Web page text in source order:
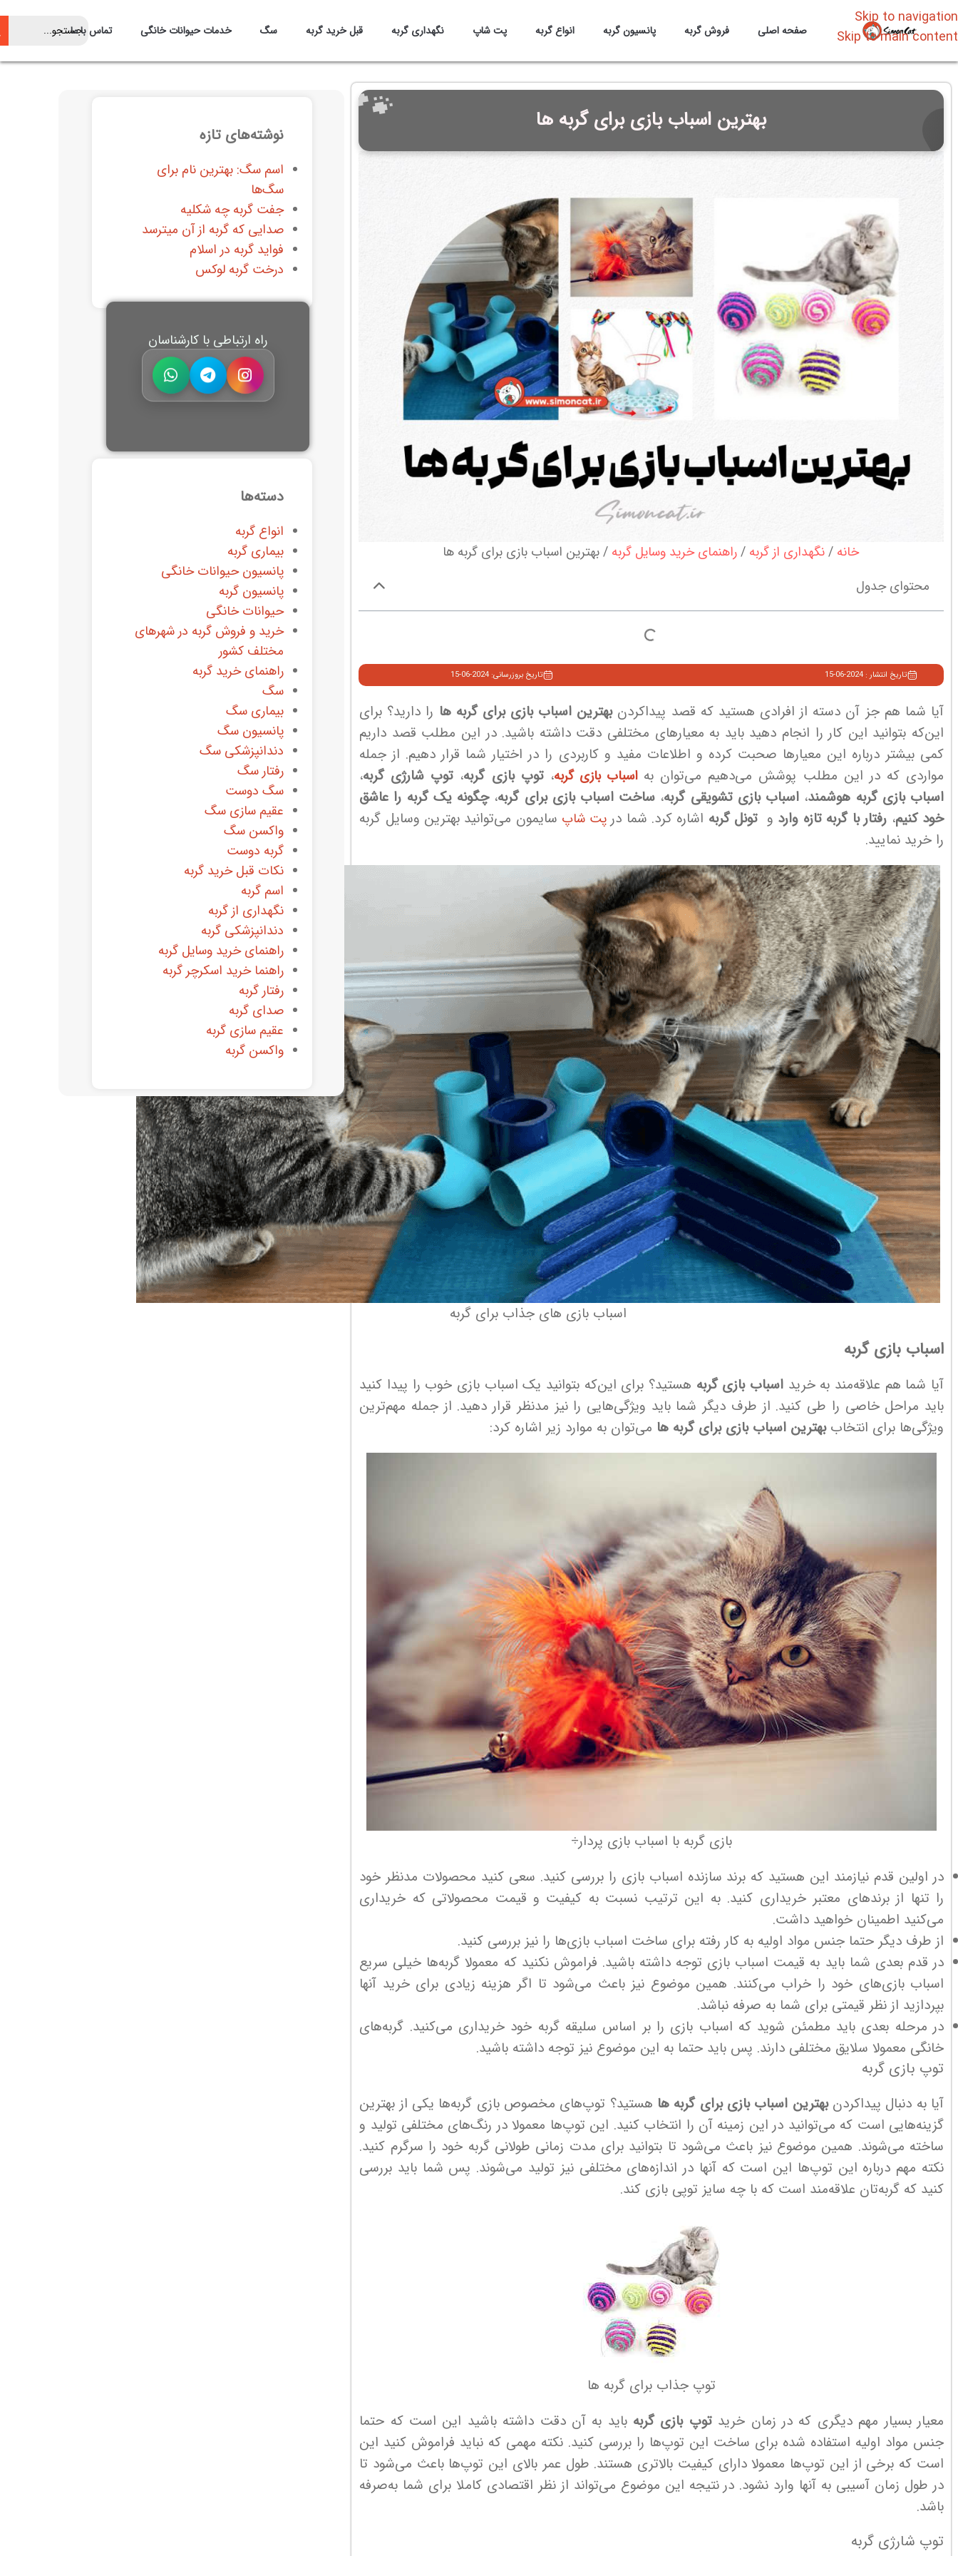
Skip to navigation
Skip to main content
صفحه اصلی فروش گربه پانسیون گربه انواع گربه پت شاپ نگهداری گربه قبل خرید گربه سگ خدمات حیوانات خانگی تماس با ما
بهترین اسباب بازی برای گربه ها
خانه نگهداری از گربه راهنمای خرید وسایل گربه
بهترین اسباب بازی برای گربه ها
محتوای جدول
تاریخ انتشار : 2024-06-15 تاریخ بروزرسانی: 2024-06-15
آیا شما هم جز آن دسته از افرادی هستید که قصد پیداکردنبهترین اسباب بازی برای گربه ها را دارید؟ برای
این‌که بتوانید این کار را انجام دهید باید به معیارهای مختلفی دقت داشته باشید. در این مطلب قصد داریم
کمی بیشتر درباره این معیارها صحبت کرده و اطلاعات مفید و کاربردی را در اختیار شما قرار دهیم. از جمله
مواردی که در این مطلب پوشش می‌دهیم می‌توان به اسباب بازی گربه،توپ بازی گربه، توپ شارژی گربه،
اسباب بازی گربه هوشمند، اسباب بازی تشویقی گربه، ساخت اسباب بازی برای گربه،چگونه یک گربه را عاشق
خود کنیم، رفتار با گربه تازه وارد و تونل گربه اشاره کرد. شما درپت شاپ سایمون می‌توانید بهترین وسایل گربه
را خرید نمایید.
اسباب بازی های جذاب برای گربه
اسباب بازی گربه
آیا شما هم علاقه‌مند به خریداسباب بازی گربه هستید؟ برای این‌که بتوانید یک اسباب بازی خوب را پیدا کنید
باید مراحل خاصی را طی کنید. از طرف دیگر شما باید ویژگی‌هایی را نیز مدنظر قرار دهید. از جمله مهم‌ترین
ویژگی‌ها برای انتخاببهترین اسباب بازی برای گربه ها می‌توان به موارد زیر اشاره کرد:
بازی گربه با اسباب بازی پردار÷
در اولین قدم نیازمند این هستید که برند سازنده اسباب بازی را بررسی کنید. سعی کنید محصولات مدنظر خود
را تنها از برندهای معتبر خریداری کنید. به این ترتیب نسبت به کیفیت و قیمت محصولاتی که خریداری
می‌کنید اطمینان خواهید داشت.
از طرف دیگر حتما جنس مواد اولیه به کار رفته برای ساخت اسباب‌ بازی‌ها را نیز بررسی کنید.
در قدم بعدی شما باید به قیمت اسباب بازی توجه داشته باشید. فراموش نکنید که معمولا گربه‌ها خیلی سریع
اسباب بازی‌های خود را خراب می‌کنند. همین موضوع نیز باعث می‌شود تا اگر هزینه زیادی برای خرید آنها
بپردازید از نظر قیمتی برای شما به صرفه نباشد.
در مرحله بعدی باید مطمئن شوید که اسباب بازی را بر اساس سلیقه گربه خود خریداری می‌کنید. گربه‌های
خانگی معمولا سلایق مختلفی دارند. پس باید حتما به این موضوع نیز توجه داشته باشید.
توپ بازی گربه
آیا به دنبال پیداکردنبهترین اسباب بازی برای گربه ها هستید؟ توپ‌های مخصوص بازی گربه‌ها یکی از بهترین
گزینه‌هایی است که می‌توانید در این زمینه آن را انتخاب کنید. این توپ‌ها معمولا در رنگ‌های مختلفی تولید و
ساخته می‌شوند. همین موضوع نیز باعث می‌شود تا بتوانید برای مدت زمانی طولانی گربه خود را سرگرم کنید.
نکته مهم درباره این توپ‌ها این است که آنها در اندازه‌های مختلفی نیز تولید می‌شوند. پس شما باید بررسی
کنید که گربه‌تان علاقه‌مند است که با چه سایز توپی بازی کند.
توپ جذاب برای گربه ها
معیار بسیار مهم دیگری که در زمان خریدتوپ بازی گربهباید به آن دقت داشته باشید این است که حتما
جنس مواد اولیه استفاده شده برای ساخت این توپ‌ها را بررسی کنید. نکته مهمی که نباید فراموش کنید این
است که برخی از این توپ‌ها معمولا دارای کیفیت بالاتری هستند. طول عمر بالای این توپ‌ها باعث می‌شود تا
در طول زمان آسیبی به آنها وارد نشود. در نتیجه این موضوع می‌تواند از نظر اقتصادی کاملا برای شما به‌صرفه
باشد.
توپ شارژی گربه
نوشته‌های تازه
اسم سگ: بهترین نام برای
سگ‌ها
جفت گربه چه شکلیه
صدایی که گربه از آن میترسد
فواید گربه در اسلام
درخت گربه لوکس
راه ارتباطی با کارشناسان
دسته‌ها
انواع گربه
بیماری گربه
پانسیون حیوانات خانگی
پانسیون گربه
حیوانات خانگی
خرید و فروش گربه در شهرهای
مختلف کشور
راهنمای خرید گربه
سگ
بیماری سگ
پانسیون سگ
دندانپزشکی سگ
رفتار سگ
سگ دوست
عقیم سازی سگ
واکسن سگ
گربه دوست
نکات قبل خرید گربه
اسم گربه
نگهداری از گربه
دندانپزشکی گربه
راهنمای خرید وسایل گربه
راهنما خرید اسکرچر گربه
رفتار گربه
صدای گربه
عقیم سازی گربه
واکسن گربه